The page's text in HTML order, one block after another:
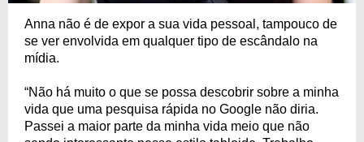
Anna não é de expor a sua vida pessoal, tampouco de
se ver envolvida em qualquer tipo de escândalo na
mídia.
“Não há muito o que se possa descobrir sobre a minha
vida que uma pesquisa rápida no Google não diria.
Passei a maior parte da minha vida meio que não